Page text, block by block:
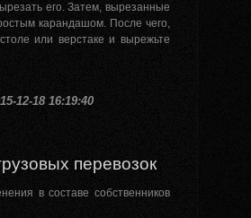
его. Затем, вырезанные
карандашом. После чего,
или верстаке и вырежьте
12-18 16:19:40
перевозок
в составе собственников